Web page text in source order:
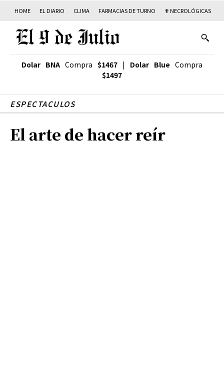
HOME EL DIARIO CLIMA FARMACIAS DE TURNO ✟ NECROLÓGICAS
Dolar BNA Compra $1467 | Dolar Blue Compra
$1497
ESPECTACULOS
El arte de hacer reír